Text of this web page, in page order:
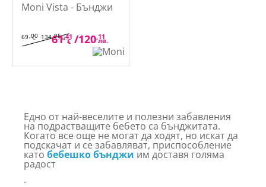
Moni Vista - Бънджи
69,00
€ 134,95лв.
61,41
€ /120,11
лв.
Едно от най-веселите и полезни забавления
на подрастващите бебето са бънджитата.
Когато все още не могат да ходят, но искат да
подскачат и се забавляват, приспособление
като бебешко бънджи им доставя голяма
радост
.